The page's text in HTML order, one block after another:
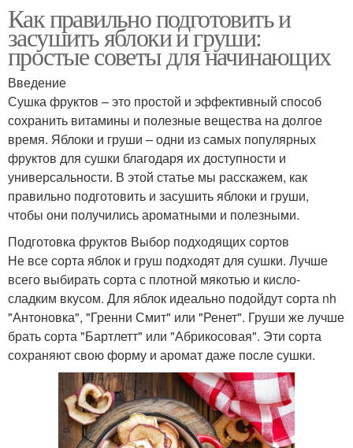
Как правильно подготовить и
засушить яблоки и груши:
простые советы для начинающих
Введение
Сушка фруктов – это простой и эффективный способ
сохранить витамины и полезные вещества на долгое
время. Яблоки и груши – одни из самых популярных
фруктов для сушки благодаря их доступности и
универсальности. В этой статье мы расскажем, как
правильно подготовить и засушить яблоки и груши,
чтобы они получились ароматными и полезными.
Подготовка фруктов Выбор подходящих сортов
Не все сорта яблок и груш подходят для сушки. Лучше
всего выбирать сорта с плотной мякотью и кисло-
сладким вкусом. Для яблок идеально подойдут сорта nh
"Антоновка", "Гренни Смит" или "Ренет". Груши же лучше
брать сорта "Бартлетт" или "Абрикосовая". Эти сорта
сохраняют свою форму и аромат даже после сушки.